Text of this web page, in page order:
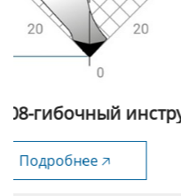
матрицы с